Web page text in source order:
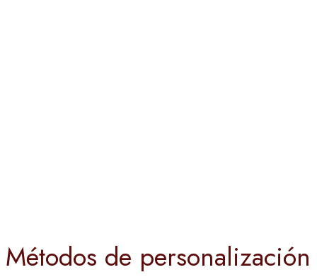
Métodos de personalización